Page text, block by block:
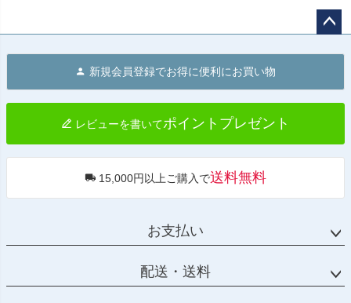
へ
新規会員登録でお得に便利にお買い物
レビューを書いてポイントプレゼント
15,000円以上ご購入で送料無料
お支払い
配送・送料